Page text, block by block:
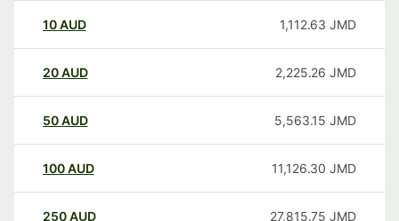
10AUD 1,112.63 JMD
20AUD 2,225.26 JMD
50AUD 5,563.15 JMD
100AUD 11,126.30 JMD
250AUD 27,815.75 JMD